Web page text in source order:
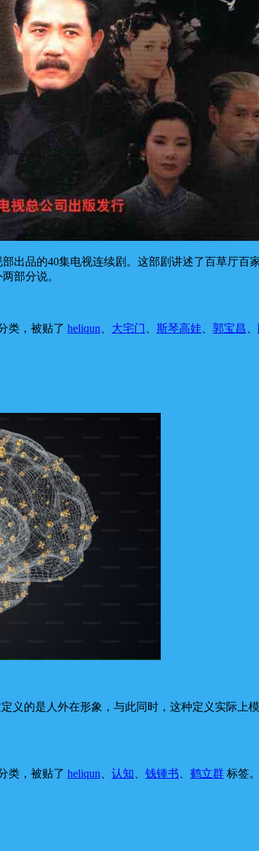
出品的40集电视连续剧。这部剧讲述了百草厅
部分说。
类，被贴了 heliqun 大宅门 斯琴高娃 郭宝昌
义的是人外在形象，与此同时，这种定义实际
类，被贴了 heliqun 认知 钱锺书 鹤立群 标签。